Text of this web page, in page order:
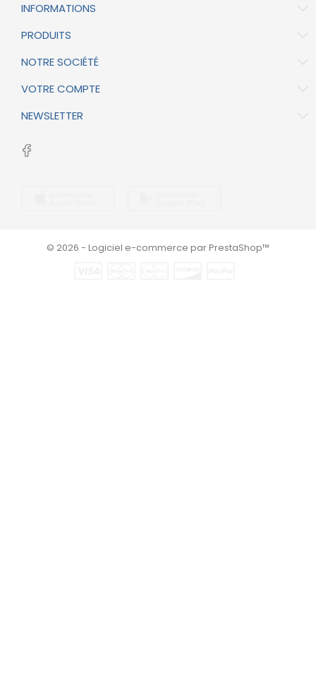
INFORMATIONS
PRODUITS
NOTRE SOCIÉTÉ
VOTRE COMPTE
NEWSLETTER
© 2026 - Logiciel e-commerce par PrestaShop™